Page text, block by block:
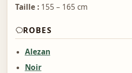
Taille :155 – 165 cm
ROBES
Alezan
Noir